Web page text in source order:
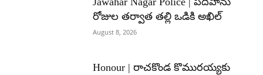
రోజుల తర్వాత తల్లి ఒడికి అఖిల్
August 8, 2026
Honour | రాచకొండ కొమురయ్యకు